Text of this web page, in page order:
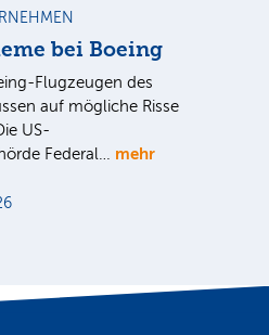
bei Boeing
Flugzeugen des
auf mögliche Risse
US-
Federal… mehr